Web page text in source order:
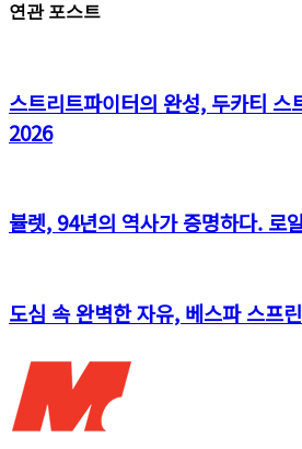
연관 포스트
스트리트파이터의 완성, 두카티 스
2026
뷸렛, 94년의 역사가 증명하다. 로
도심 속 완벽한 자유, 베스파 스프